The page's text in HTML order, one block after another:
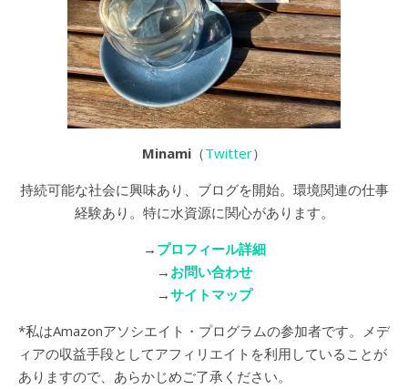
Minami （Twitter）
持続可能な社会に興味あり、ブログを開始。環境関連の仕事
経験あり。特に水資源に関心があります。
→ プロフィール詳細
→ お問い合わせ
→サイトマップ
*私はAmazonアソシエイト・プログラムの参加者です。メデ
ィアの収益手段としてアフィリエイトを利用していることが
ありますので、あらかじめご了承ください。